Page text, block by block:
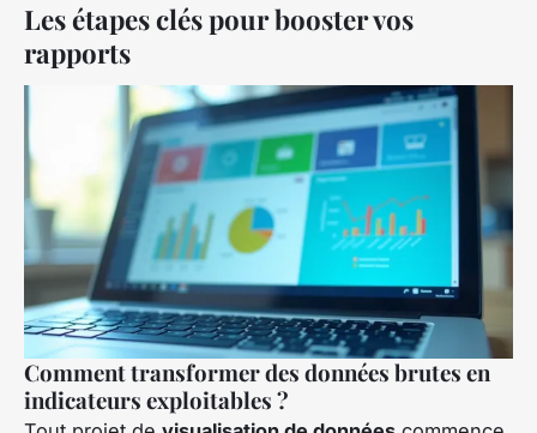
Les étapes clés pour booster vos
rapports
Comment transformer des données brutes en
indicateurs exploitables ?